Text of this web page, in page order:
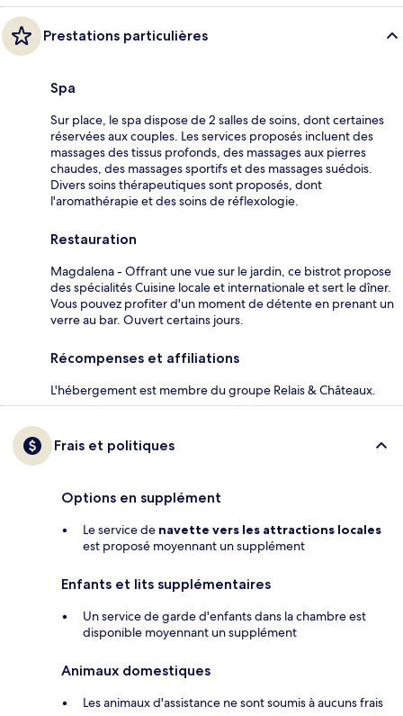
Prestations particulières
Spa
Sur place, le spa dispose de 2 salles de soins, dont certaines
réservées aux couples. Les services proposés incluent des
massages des tissus profonds, des massages aux pierres
chaudes, des massages sportifs et des massages suédois.
Divers soins thérapeutiques sont proposés, dont
l'aromathérapie et des soins de réflexologie.
Restauration
Magdalena - Offrant une vue sur le jardin, ce bistrot propose
des spécialités Cuisine locale et internationale et sert le dîner.
Vous pouvez profiter d'un moment de détente en prenant un
verre au bar. Ouvert certains jours.
Récompenses et affiliations
L'hébergement est membre du groupe Relais & Châteaux.
Frais et politiques
Options en supplément
Le service de navette vers les attractions locales
est proposé moyennant un supplément
Enfants et lits supplémentaires
Un service de garde d'enfants dans la chambre est
disponible moyennant un supplément
Animaux domestiques
Les animaux d'assistance ne sont soumis à aucuns frais